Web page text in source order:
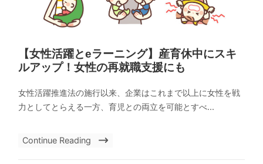
【女性活躍とeラーニング】産育休中にスキ
ルアップ！女性の再就職支援にも
女性活躍推進法の施行以来、企業はこれまで以上に女性を戦
力としてとらえる一方、育児との両立を可能とすべ...
Continue Reading